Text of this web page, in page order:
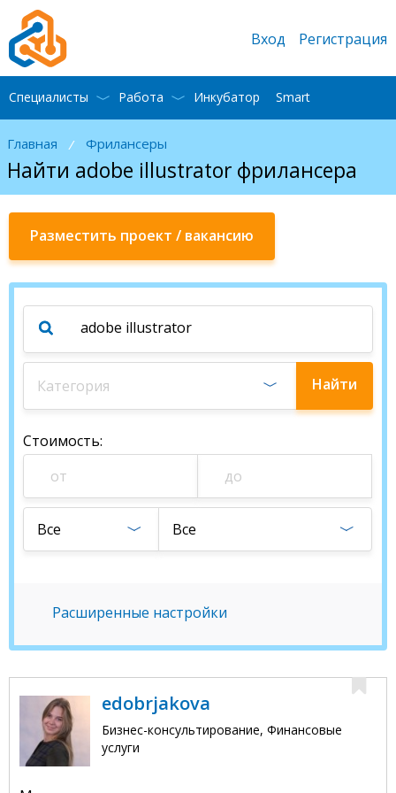
Главная / Фрилансеры
Найти adobe illustrator фрилансера
Разместить проект / вакансию
Категория Найти
Стоимость:
Все Все
Расширенные настройки
edobrjakova
Бизнес-консультирование, Финансовые
услуги
Вход Регистрация
Специалисты Работа Инкубатор Smart